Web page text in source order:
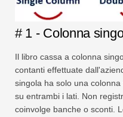
# 1 - Colonna
Il libro cassa a colonna
contanti effettuate
singola ha solo una
su entrambi i lati. Non
coinvolge banche o sconti.